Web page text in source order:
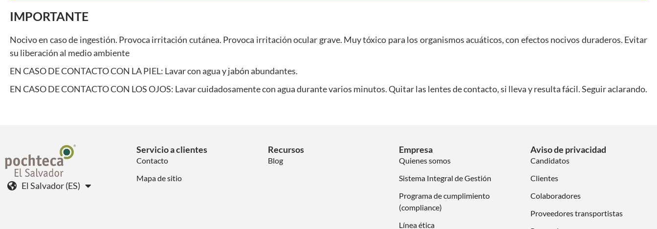
IMPORTANTE
Nocivo en caso de ingestión. Provoca irritación cutánea. Provoca irritación ocular grave. Muy tóxico para los organismos acuáticos, con efectos nocivos duraderos. Evitar
su liberación al medio ambiente
EN CASO DE CONTACTO CON LA PIEL: Lavar con agua y jabón abundantes.
EN CASO DE CONTACTO CON LOS OJOS: Lavar cuidadosamente con agua durante varios minutos. Quitar las lentes de contacto, si lleva y resulta fácil. Seguir aclarando.
El Salvador (ES)
Servicio a clientes
Contacto
Mapa de sitio
Recursos
Blog
Empresa
Quienes somos
Sistema Integral de Gestión
Programa de cumplimiento
(compliance)
Línea ética
Aviso de privacidad
Candidatos
Clientes
Colaboradores
Proveedores transportistas